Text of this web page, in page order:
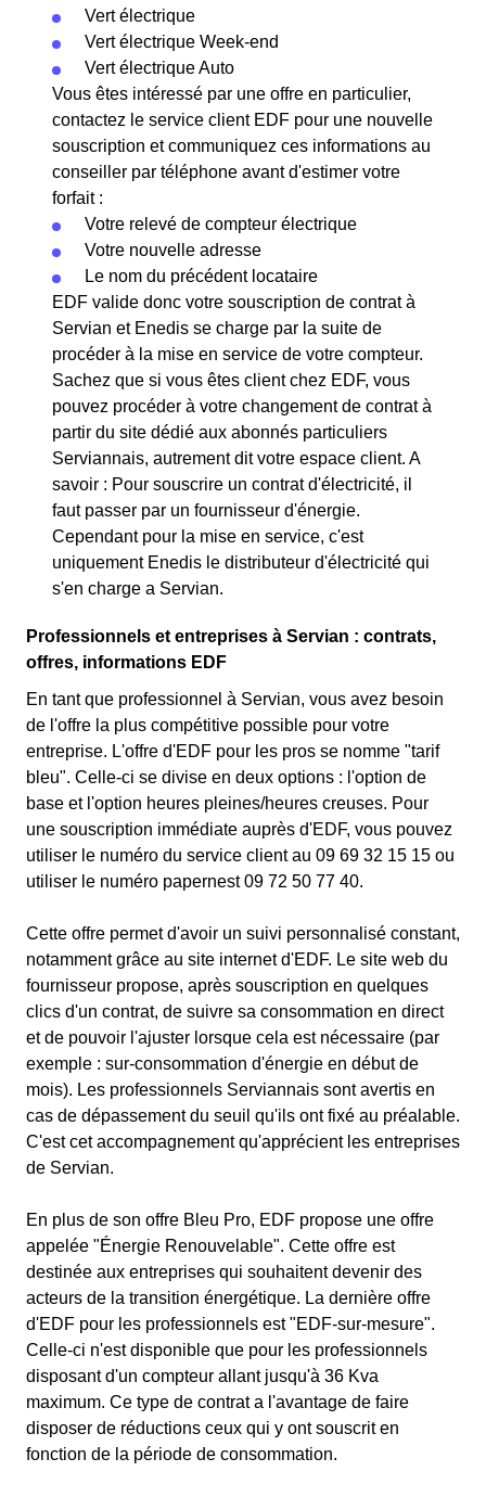
Vert électrique
Vert électrique Week-end
Vert électrique Auto
Vous êtes intéressé par une offre en particulier,
contactez le service client EDF pour une nouvelle
souscription et communiquez ces informations au
conseiller par téléphone avant d'estimer votre
forfait :
Votre relevé de compteur électrique
Votre nouvelle adresse
Le nom du précédent locataire
EDF valide donc votre souscription de contrat à
Servian et Enedis se charge par la suite de
procéder à la mise en service de votre compteur.
Sachez que si vous êtes client chez EDF, vous
pouvez procéder à votre changement de contrat à
partir du site dédié aux abonnés particuliers
Serviannais, autrement dit votre espace client. A
savoir : Pour souscrire un contrat d'électricité, il
faut passer par un fournisseur d'énergie.
Cependant pour la mise en service, c'est
uniquement Enedis le distributeur d'électricité qui
s'en charge a Servian.
Professionnels et entreprises à Servian : contrats,
offres, informations EDF
En tant que professionnel à Servian, vous avez besoin
de l'offre la plus compétitive possible pour votre
entreprise. L'offre d'EDF pour les pros se nomme "tarif
bleu". Celle-ci se divise en deux options : l'option de
base et l'option heures pleines/heures creuses. Pour
une souscription immédiate auprès d'EDF, vous pouvez
utiliser le numéro du service client au 09 69 32 15 15 ou
utiliser le numéro papernest 09 72 50 77 40.
Cette offre permet d'avoir un suivi personnalisé constant,
notamment grâce au site internet d'EDF. Le site web du
fournisseur propose, après souscription en quelques
clics d'un contrat, de suivre sa consommation en direct
et de pouvoir l'ajuster lorsque cela est nécessaire (par
exemple : sur-consommation d'énergie en début de
mois). Les professionnels Serviannais sont avertis en
cas de dépassement du seuil qu'ils ont fixé au préalable.
C'est cet accompagnement qu'apprécient les entreprises
de Servian.
En plus de son offre Bleu Pro, EDF propose une offre
appelée "Énergie Renouvelable". Cette offre est
destinée aux entreprises qui souhaitent devenir des
acteurs de la transition énergétique. La dernière offre
d'EDF pour les professionnels est "EDF-sur-mesure".
Celle-ci n'est disponible que pour les professionnels
disposant d'un compteur allant jusqu'à 36 Kva
maximum. Ce type de contrat a l'avantage de faire
disposer de réductions ceux qui y ont souscrit en
fonction de la période de consommation.